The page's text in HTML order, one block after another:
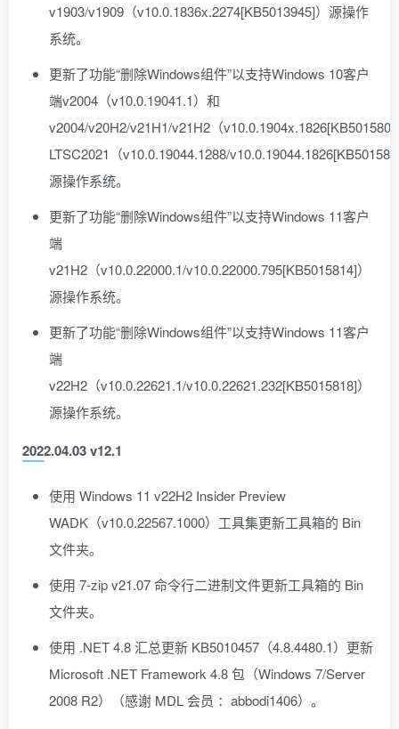
v1903/v1909（v10.0.1836x.2274[KB5013945]）源操作
系统。
更新了功能“删除Windows组件”以支持Windows 10客户
端v2004（v10.0.19041.1）和
v2004/v20H2/v21H1/v21H2（
LTSC2021（v10.0.19044.1288/
源操作系统。
更新了功能“删除Windows组件”以支持Windows 11客户
端
v21H2（v10.0.22000.1/v10.0.22000.795[KB5015814]）
源操作系统。
更新了功能“删除Windows组件”以支持Windows 11客户
端
v22H2（v10.0.22621.1/v10.0.22621.232[KB5015818]）
源操作系统。
2022.04.03 v12.1
使用 Windows 11 v22H2 Insider Preview
WADK（v10.0.22567.1000）工具集更新工具箱的 Bin
文件夹。
使用 7-zip v21.07 命令行二进制文件更新工具箱的 Bin
文件夹。
使用 .NET 4.8 汇总更新 KB5010457（4.8.4480.1）更新
Microsoft .NET Framework 4.8 包（Windows 7/Server
2008 R2）（感谢 MDL 会员 ：abbodi1406）。